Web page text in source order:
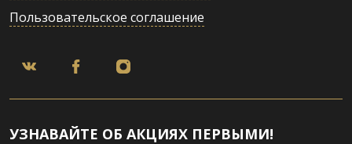
Пользовательское соглашение
УЗНАВАЙТЕ ОБ АКЦИЯХ ПЕРВЫМИ!